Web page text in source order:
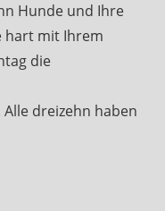
Hunde und Ihre
hart mit Ihrem
die
dreizehn haben